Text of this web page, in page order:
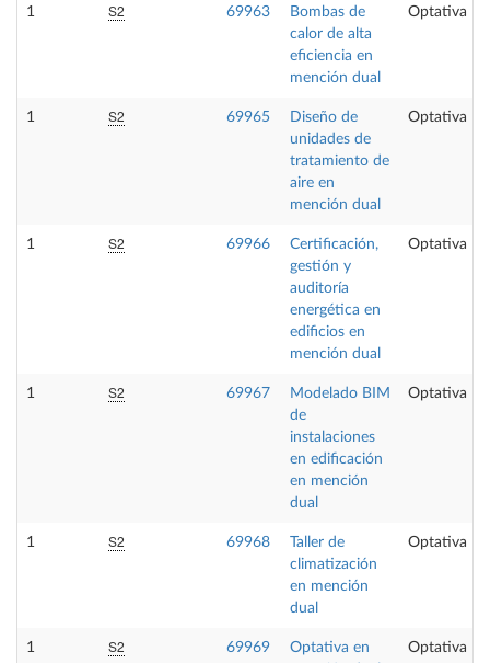
1 S2 69963
Bombas de
calor de alta
eficiencia en
mención dual
Optativa
1 S2 69965
Diseño de
unidades de
tratamiento de
aire en
mención dual
Optativa
1 S2 69966
Certificación,
gestión y
auditoría
energética en
edificios en
mención dual
Optativa
1 S2 69967
Modelado BIM
de
instalaciones
en edificación
en mención
dual
Optativa
1 S2 69968
Taller de
climatización
en mención
dual
Optativa
1 S2 69969
Optativa en
Optativa